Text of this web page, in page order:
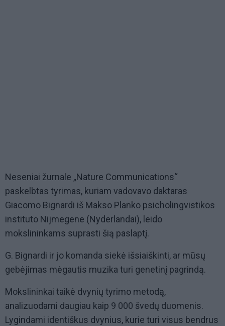
Neseniai žurnale „Nature Communications“
paskelbtas tyrimas, kuriam vadovavo daktaras
Giacomo Bignardi iš Makso Planko psicholingvistikos
instituto Nijmegene (Nyderlandai), leido
mokslininkams suprasti šią paslaptį.
G. Bignardi ir jo komanda siekė išsiaiškinti, ar mūsų
gebėjimas mėgautis muzika turi genetinį pagrindą.
Mokslininkai taikė dvynių tyrimo metodą,
analizuodami daugiau kaip 9 000 švedų duomenis.
Lygindami identiškus dvynius, kurie turi visus bendrus